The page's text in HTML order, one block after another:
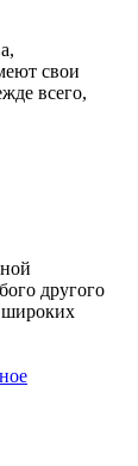
свои
всего,
другого
широких